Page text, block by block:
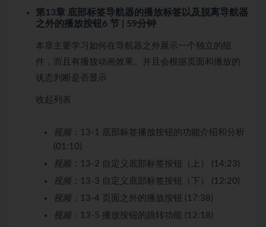
第13章 底部标签导航器的播放标签以及脱离导航器
之外的播放按钮 6 节 | 59分钟
本章主要学习如何在导航器之外展示一个独立的组
件，而且有播放动画效果。并且会根据页面和播放的
状态判断是否显示
收起列表
视频： 13-1 底部标签播放按钮的功能介绍和分析
(01:10)
视频： 13-2 自定义底部标签按钮（上） (14:23)
视频： 13-3 自定义底部标签按钮（下） (12:20)
视频： 13-4 页面之外的播放按钮 (17:38)
视频： 13-5 播放按钮的跳转功能 (12:18)